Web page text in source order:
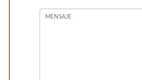
MENSAJE